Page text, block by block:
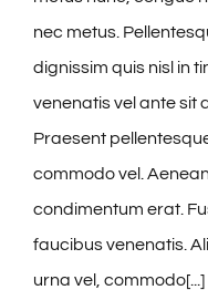
nec metus.
dignissim quis nisl in
venenatis vel ante sit
Praesent
commodo vel.
condimentum erat.
faucibus venenatis.
urna vel, commodo[...]